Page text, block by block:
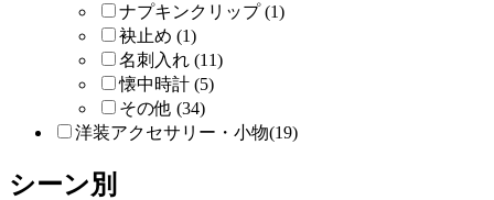
ナプキンクリップ (1)
袂止め (1)
名刺入れ (11)
懐中時計 (5)
その他 (34)
洋装アクセサリー・小物(19)
シーン別